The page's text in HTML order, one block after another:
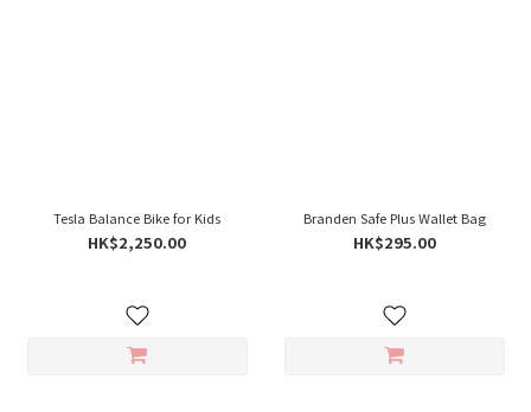
Tesla Balance Bike for Kids
HK$2,250.00
Branden Safe Plus Wallet Bag
HK$295.00